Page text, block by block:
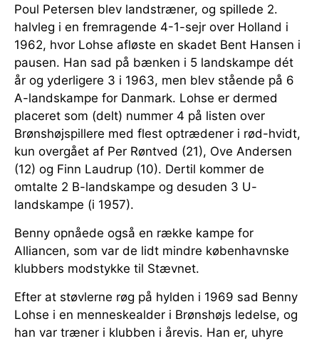
Poul Petersen blev landstræner, og spillede 2.
halvleg i en fremragende 4-1-sejr over Holland i
1962, hvor Lohse afløste en skadet Bent Hansen i
pausen. Han sad på bænken i 5 landskampe dét
år og yderligere 3 i 1963, men blev stående på 6
A-landskampe for Danmark. Lohse er dermed
placeret som (delt) nummer 4 på listen over
Brønshøjspillere med flest optrædener i rød-hvidt,
kun overgået af Per Røntved (21), Ove Andersen
(12) og Finn Laudrup (10). Dertil kommer de
omtalte 2 B-landskampe og desuden 3 U-
landskampe (i 1957).
Benny opnåede også en række kampe for
Alliancen, som var de lidt mindre københavnske
klubbers modstykke til Stævnet.
Efter at støvlerne røg på hylden i 1969 sad Benny
Lohse i en menneskealder i Brønshøjs ledelse, og
han var træner i klubben i årevis. Han er, uhyre